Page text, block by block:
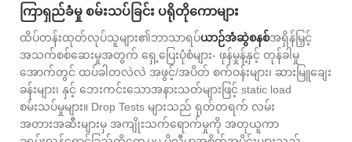
ကြာရှည်ခံမှု စမ်းသပ်ခြင်း ပရိုတိုကောများ
ထိပ်တန်းထုတ်လုပ်သူများ၏ဘာသာရပ်ယာဉ်အံဆွဲစနစ်အရှိန်မြှင့်
အသက်စစ်ဆေးမှုအတွက် ရှေ့ပြေးပုံစံများ- ဖုန်မှုန့်နှင့် တုန်ခါမှု
အောက်တွင် ထပ်ခါတလဲလဲ အဖွင့်/အပိတ် စက်ဝန်းများ၊ ဆားမြူချေး
ခန်းများ၊ နှင့် ဘေးကင်းသောအနားသတ်များဖြင့် static load
စမ်းသပ်မှုများ။ Drop Tests များသည် ရုတ်တရက် လမ်း
အတားအဆီးများမှ အကျိုးသက်ရောက်မှုကို အတုယူကာ